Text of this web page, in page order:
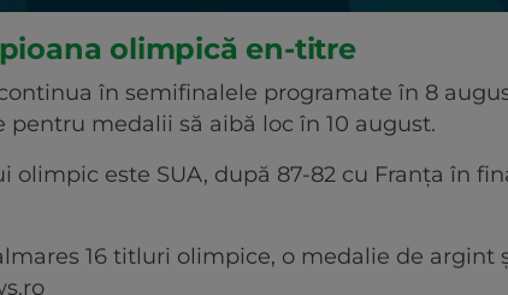
olimpică en-titre
în semifinalele programate în 8
medalii să aibă loc în 10 august.
olimpic este SUA, după 87-82 cu Franţa în
16 titluri olimpice, o medalie de argint